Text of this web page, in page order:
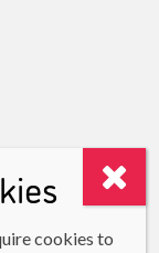
cookies to